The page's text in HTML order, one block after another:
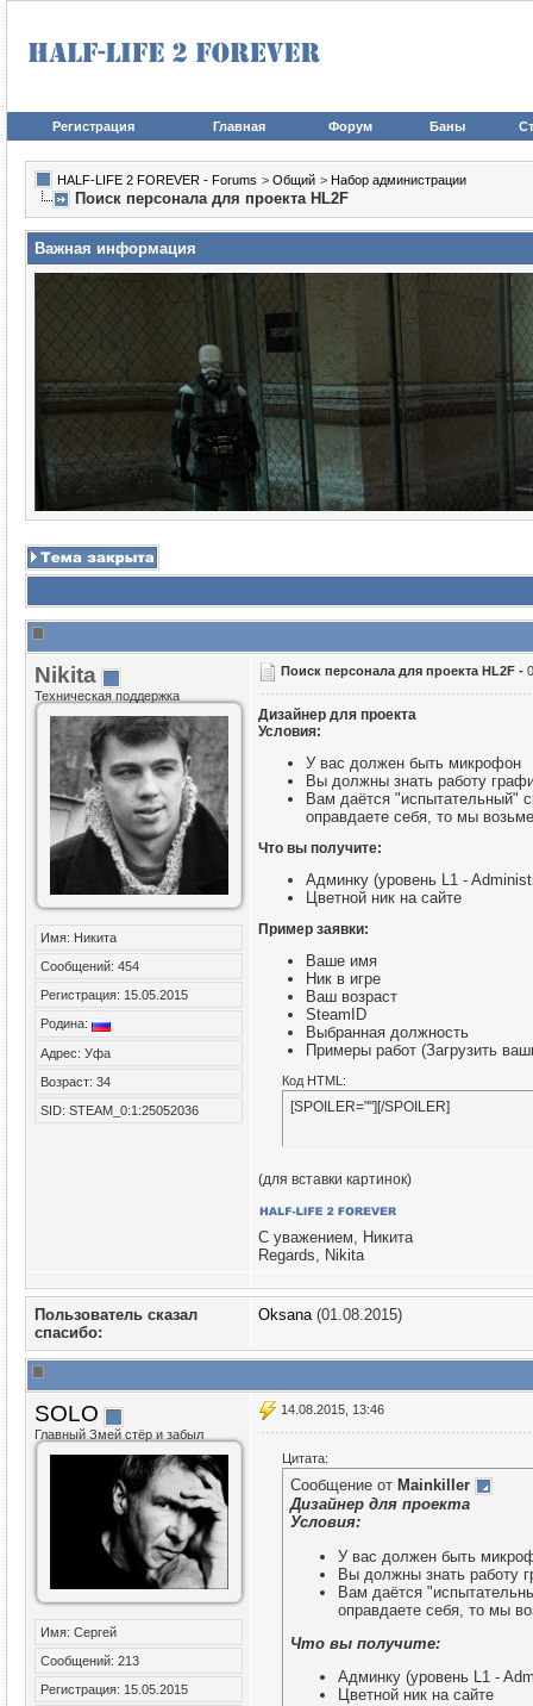
Регистрация Главная Форум Баны
HALF-LIFE 2 FOREVER - Forums > Общий > Набор администрации
Поиск персонала для проекта HL2F
Важная информация
Nikita
Техническая поддержка
Имя: Никита
Сообщений: 454
Регистрация: 15.05.2015
Родина:
Адрес: Уфа
Возраст: 34
SID: STEAM_0:1:25052036
Поиск персонала для проекта HL2F -
Дизайнер для проекта
Условия:
У вас должен быть микрофон
Вы должны знать работу
Вам даётся "испытательный"
оправдаете себя, то мы
Что вы получите:
Админку (уровень L1 -
Цветной ник на сайте
Пример заявки:
Ваше имя
Ник в игре
Ваш возраст
SteamID
Выбранная должность
Примеры работ (Загрузить
Код HTML:
[SPOILER=""][/SPOILER]
(для вставки картинок)
С уважением, Никита
Regards, Nikita
Пользователь сказал
cпасибо:
Oksana(01.08.2015)
SOLO
Главный Змей стёр и забыл
Имя: Сергей
Сообщений: 213
Регистрация: 15.05.2015
14.08.2015, 13:46
Цитата:
Сообщение от Mainkiller
Дизайнер для проекта
Условия:
У вас должен быть
Вы должны знать работу
Вам даётся
оправдаете себя, то мы
Что вы получите:
Админку (уровень L1 -
Цветной ник на сайте